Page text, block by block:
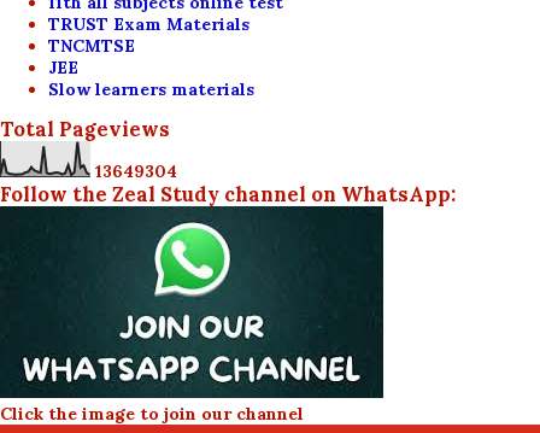
TRUST Exam Materials
TNCMTSE
JEE
Slow learners materials
Total Pageviews
13649304
Follow the Zeal Study channel on WhatsApp:
Click the image to join our channel